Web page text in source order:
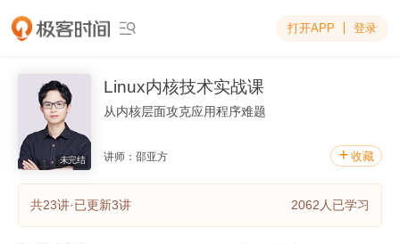
 打开APP 登录
未完结
Linux内核技术实战课
从内核层面攻克应用程序难题
讲师：邵亚方 + 收藏
共23讲·已更新3讲 2062人已学习